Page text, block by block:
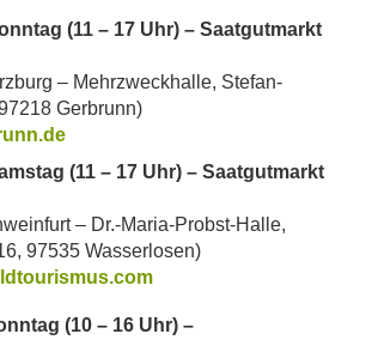
(11 – 17 Uhr) – Saatgutmarkt
– Mehrzweckhalle, Stefan-
Gerbrunn)
(11 – 17 Uhr) – Saatgutmarkt
– Dr.-Maria-Probst-Halle,
97535 Wasserlosen)
(10 – 16 Uhr) –